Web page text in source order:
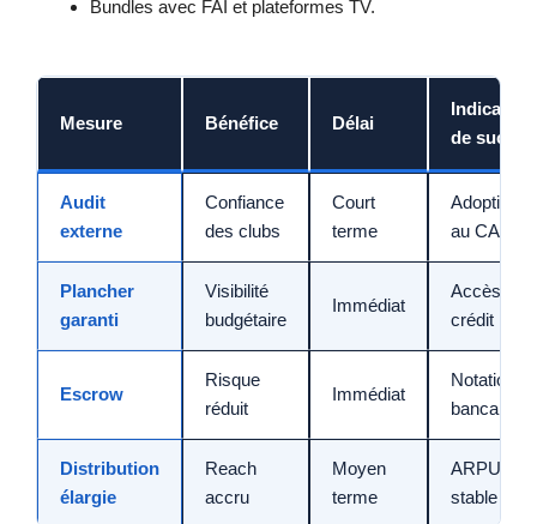
Bundles avec FAI et plateformes TV.
Mesure Bénéfice Délai
Indicateur
de succès
Audit
externe
Confiance
des clubs
Court
terme
Adoption
au CA
Plancher
garanti
Visibilité
budgétaire
Immédiat
Accès au
crédit
Escrow
Risque
réduit
Immédiat
Notation
bancaire
Distribution
élargie
Reach
accru
Moyen
terme
ARPU
stable